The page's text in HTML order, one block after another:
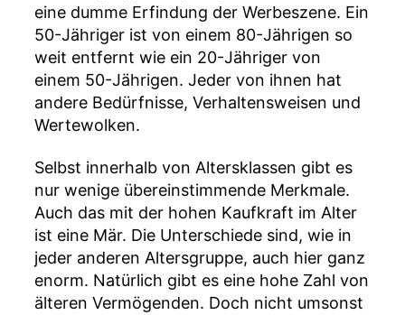
eine dumme Erfindung der Werbeszene. Ein
50-Jähriger ist von einem 80-Jährigen so
weit entfernt wie ein 20-Jähriger von
einem 50-Jährigen. Jeder von ihnen hat
andere Bedürfnisse, Verhaltensweisen und
Wertewolken.
Selbst innerhalb von Altersklassen gibt es
nur wenige übereinstimmende Merkmale.
Auch das mit der hohen Kaufkraft im Alter
ist eine Mär. Die Unterschiede sind, wie in
jeder anderen Altersgruppe, auch hier ganz
enorm. Natürlich gibt es eine hohe Zahl von
älteren Vermögenden. Doch nicht umsonst